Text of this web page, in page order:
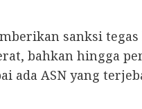
sanksi tegas
bahkan hingga
ada ASN yang